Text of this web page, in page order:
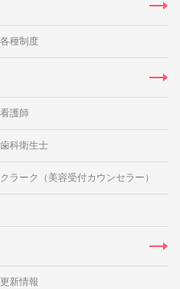
各種制度
看護師
歯科衛生士
クラーク（美容受付カウンセラー）
更新情報